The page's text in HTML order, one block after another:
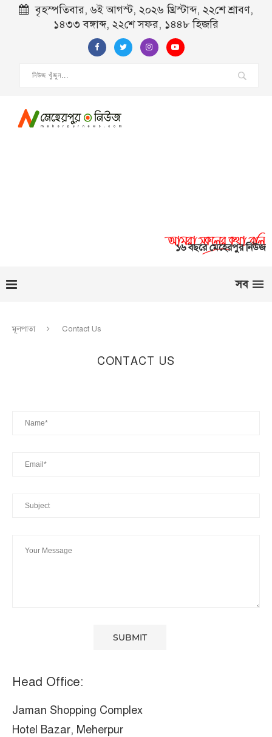
বৃহস্পতিবার, ৬ই আগস্ট, ২০২৬ খ্রিস্টাব্দ, ২২শে শ্রাবণ,
১৪৩৩ বঙ্গাব্দ, ২২শে সফর, ১৪৪৮ হিজরি
১৬ বছরে মেহেরপুর নিউজ
সব
মূলপাতা Contact Us
CONTACT US
Head Office:
Jaman Shopping Complex
Hotel Bazar, Meherpur